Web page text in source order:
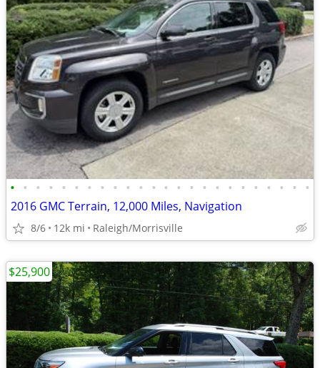
• • • • • • • • • • • • • • • • • • • • • • • •
2016 GMC Terrain, 12,000 Miles, Navigation
8/6 12k mi Raleigh/Morrisville
$25,900